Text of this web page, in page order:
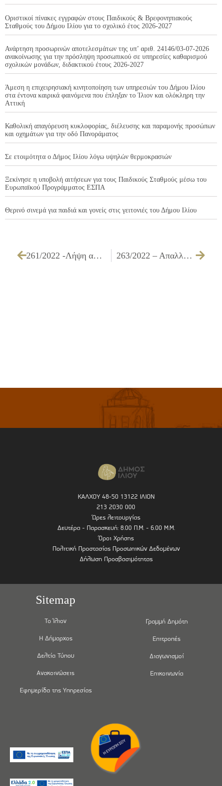
Οριστικοί πίνακες εγγραφών στους Παιδικούς & Βρεφονηπιακούς
Σταθμούς του Δήμου Ιλίου για το σχολικό έτος 2026-2027
Ανάρτηση προσωρινών αποτελεσμάτων της υπ’ αριθ. 24146/03-07-2026
ανακοίνωσης για την πρόσληψη προσωπικού σε υπηρεσίες καθαρισμού
σχολικών μονάδων, διδακτικού έτους 2026-2027
Άμεση η επιχειρησιακή κινητοποίηση των υπηρεσιών του Δήμου Ιλίου
στα έντονα καιρικά φαινόμενα που έπληξαν το Ίλιον και ολόκληρη την
Αττική
Καθολική απαγόρευση κυκλοφορίας, διέλευσης και παραμονής προσώπων
και οχημάτων για την οδό Πανοράματος
Σε ετοιμότητα ο Δήμος Ιλίου λόγω υψηλών θερμοκρασιών
Ξεκίνησε η υποβολή αιτήσεων για τους Παιδικούς Σταθμούς μέσω του
Ευρωπαϊκού Προγράμματος ΕΣΠΑ
Θερινό σινεμά για παιδιά και γονείς στις γειτονιές του Δήμου Ιλίου
261/2022 -Λήψη απόφασης για την υποβολή πρότασης του Δήμου Ιλίου στην υπ’ αριθμ. 43972/01.07.2022 πρόσκληση του Υπουργείου Εσωτερικών με τίτλο ΒΕΛΤΙΩΣΗ ΟΔΙΚΗΣ ΑΣΦΑΛΕΙΑΣ (ΑΔΑ: Ψ5Π346ΜΤΛ6-4ΒΕ) 263/2022 – Aπαλλαγή υπολόγου του υπ’ αριθμ. 1248/2022 χρηματικού εντάλματος προπληρωμής για τη δαπάνη συμμετοχής δεκατριών (13) υπαλλήλων της Διεύθυνσης Προσχολικής Αγωγής στο συνέδριο ΠΑ.ΣΥ.Β.Ν
ΚΑΛΧΟΥ 48-50 13122 ΙΛΙΟΝ
213 2030 000
Ώρες λειτουργίας
Δευτέρα - Παρασκευή: 8.00 Π.Μ. - 6.00 Μ.Μ.
Όροι Χρήσης
Πολιτική Προστασίας Προσωπικών Δεδομένων
Δήλωση Προσβασιμότητας
Sitemap
Το Ίλιον
Η Δήμαρχος
Δελτία Τύπου
Ανακοινώσεις
Εφημερίδα της Υπηρεσίας
Γραμμή Δημότη
Επιτροπές
Διαγωνισμοί
Επικοινωνία